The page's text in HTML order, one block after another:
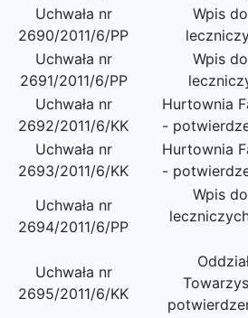
Uchwała nr
2690/2011/6/PP
Wpis
Uchwała nr
2691/2011/6/PP
Wpis
Uchwała nr
2692/2011/6/KK
Hurtownia
-
Uchwała nr
2693/2011/6/KK
Hurtownia
-
Uchwała nr
2694/2011/6/PP
Wpis
Uchwała nr
2695/2011/6/KK